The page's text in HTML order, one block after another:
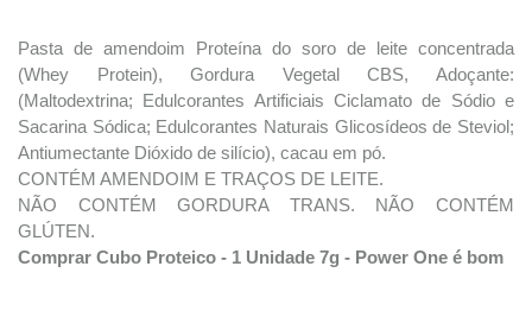
Pasta de amendoim Proteína do soro de leite concentrada
(Whey Protein), Gordura Vegetal CBS, Adoçante:
(Maltodextrina; Edulcorantes Artificiais Ciclamato de Sódio e
Sacarina Sódica; Edulcorantes Naturais Glicosídeos de Steviol;
Antiumectante Dióxido de silício), cacau em pó.
CONTÉM AMENDOIM E TRAÇOS DE LEITE.
NÃO CONTÉM GORDURA TRANS. NÃO CONTÉM
GLÚTEN.
Comprar Cubo Proteico - 1 Unidade 7g - Power One é bom